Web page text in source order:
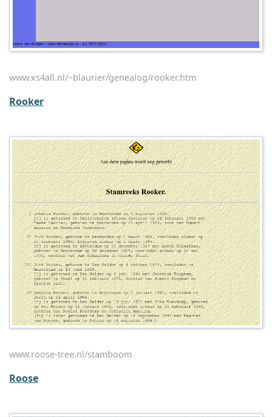
www.xs4all.nl/~blaurier/genealog/rooker.htm
Rooker
www.roose-tree.nl/stamboom
Roose